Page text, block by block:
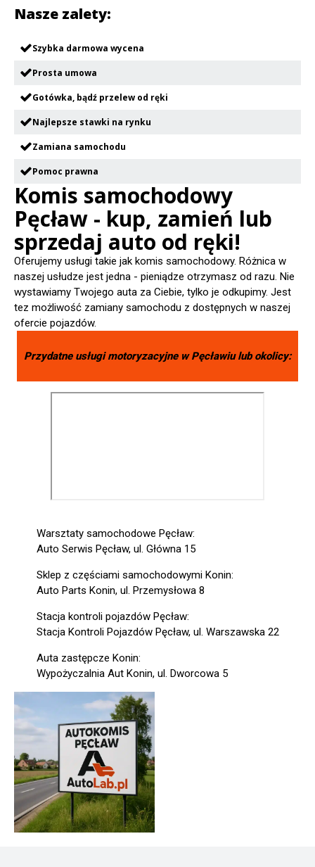
Nasze zalety:
Szybka darmowa wycena
Prosta umowa
Gotówka, bądź przelew od ręki
Najlepsze stawki na rynku
Zamiana samochodu
Pomoc prawna
Komis samochodowy
Pęcław - kup, zamień lub
sprzedaj auto od ręki!
Oferujemy usługi takie jak komis samochodowy. Różnica w
naszej usłudze jest jedna - pieniądze otrzymasz od razu. Nie
wystawiamy Twojego auta za Ciebie, tylko je odkupimy. Jest
tez możliwość zamiany samochodu z dostępnych w naszej
ofercie pojazdów.
Przydatne usługi motoryzacyjne wPęcławiulub okolicy:
Warsztaty samochodowe Pęcław:
Auto Serwis Pęcław, ul. Główna 15
Sklep z częściami samochodowymi Konin:
Auto Parts Konin, ul. Przemysłowa 8
Stacja kontroli pojazdów Pęcław:
Stacja Kontroli Pojazdów Pęcław, ul. Warszawska 22
Auta zastępcze Konin:
Wypożyczalnia Aut Konin, ul. Dworcowa 5